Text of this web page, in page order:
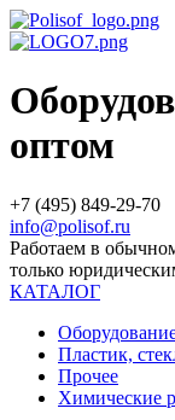
оптом
+7 (495) 849-29-70
info@polisof.ru
Работаем в
только
КАТАЛОГ
Пластик,
Прочее
Химические